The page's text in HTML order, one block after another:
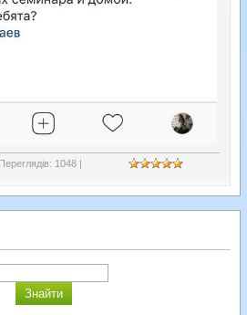
Переглядів: 1048 |